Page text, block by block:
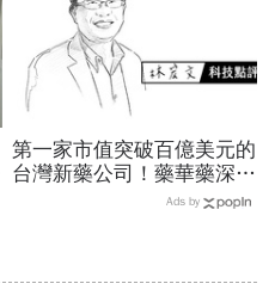
第一家市值突破百億美元的
台灣新藥公司！藥華藥深耕
全球市場，能成為下一個武
Ads by